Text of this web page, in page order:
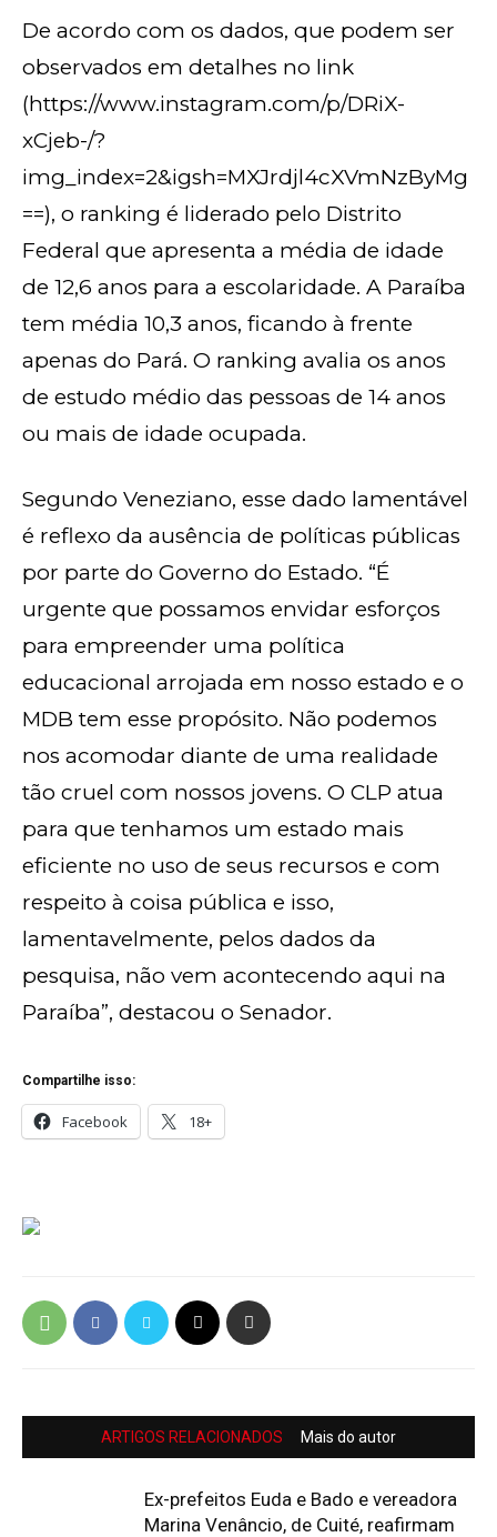
De acordo com os dados, que podem ser
observados em detalhes no link
(https://www.instagram.com/p/DRiX-
xCjeb-/?
img_index=2&igsh=MXJrdjl4cXVmNzByMg
==), o ranking é liderado pelo Distrito
Federal que apresenta a média de idade
de 12,6 anos para a escolaridade. A Paraíba
tem média 10,3 anos, ficando à frente
apenas do Pará. O ranking avalia os anos
de estudo médio das pessoas de 14 anos
ou mais de idade ocupada.
Segundo Veneziano, esse dado lamentável
é reflexo da ausência de políticas públicas
por parte do Governo do Estado. “É
urgente que possamos envidar esforços
para empreender uma política
educacional arrojada em nosso estado e o
MDB tem esse propósito. Não podemos
nos acomodar diante de uma realidade
tão cruel com nossos jovens. O CLP atua
para que tenhamos um estado mais
eficiente no uso de seus recursos e com
respeito à coisa pública e isso,
lamentavelmente, pelos dados da
pesquisa, não vem acontecendo aqui na
Paraíba”, destacou o Senador.
Compartilhe isso:
Facebook 18+
ARTIGOS RELACIONADOS Mais do autor
Ex-prefeitos Euda e Bado e vereadora
Marina Venâncio, de Cuité, reafirmam